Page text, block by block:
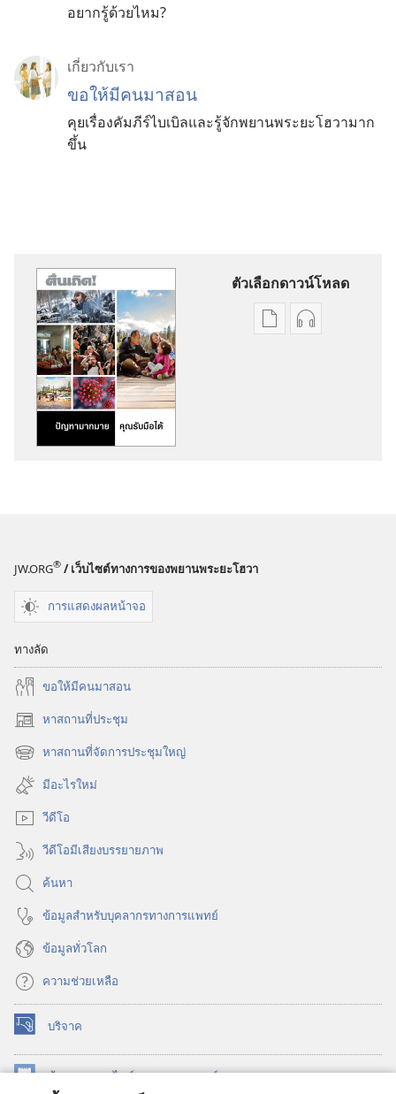
อยาก​รู้​ด้วย​ไหม?
เกี่ยว​กับ​เรา
ขอ​ให้​มี​คน​มา​สอน
คุย​เรื่อง​คัมภีร์​ไบเบิล​และ​รู้จัก​พยาน​พระ​ยะโฮวา​มาก​
ขึ้น
ตัวเลือกดาวน์โหลด
ตัว
ตัว
JW.ORG® / เว็บไซต์ทางการของพยานพระยะโฮวา
การแสดงผลหน้าจอ
ทางลัด
ขอ​ให้​มี​คน​มา​สอน
หาสถานที่ประชุม
(เปิด
หน้าต่าง
ใหม่)
หาสถานที่จัดการประชุมใหญ่
(เปิด
หน้าต่าง
ใหม่)
มีอะไรใหม่
วีดีโอ
วีดีโอมีเสียงบรรยายภาพ
ค้นหา
ข้อมูล​สำหรับ​บุคลากร​ทาง​การ​แพทย์
ข้อมูล​ทั่ว​โลก
ความช่วยเหลือ
บริจาค
(เปิด
หน้าต่าง
ใหม่) ห้องสมุดออนไลน์ของวอชเทาเวอร์